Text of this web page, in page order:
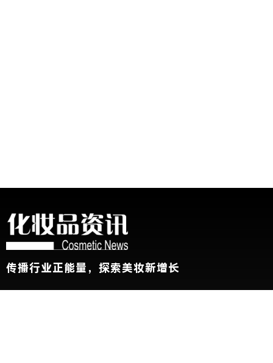
传播行业正能量，探索美妆新增长